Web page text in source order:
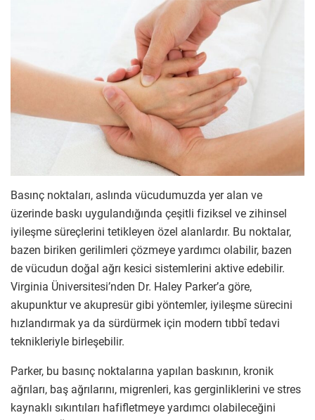
Basınç noktaları, aslında vücudumuzda yer alan ve
üzerinde baskı uygulandığında çeşitli fiziksel ve zihinsel
iyileşme süreçlerini tetikleyen özel alanlardır. Bu noktalar,
bazen biriken gerilimleri çözmeye yardımcı olabilir, bazen
de vücudun doğal ağrı kesici sistemlerini aktive edebilir.
Virginia Üniversitesi’nden Dr. Haley Parker’a göre,
akupunktur ve akupresür gibi yöntemler, iyileşme sürecini
hızlandırmak ya da sürdürmek için modern tıbbî tedavi
teknikleriyle birleşebilir.
Parker, bu basınç noktalarına yapılan baskının, kronik
ağrıları, baş ağrılarını, migrenleri, kas gerginliklerini ve stres
kaynaklı sıkıntıları hafifletmeye yardımcı olabileceğini